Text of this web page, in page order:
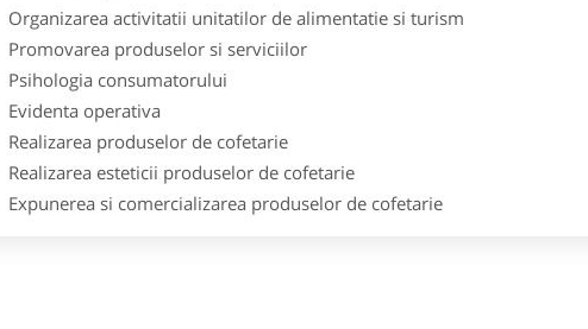
Organizarea activitatii unitatilor de alimentatie si turism
Promovarea produselor si serviciilor
Psihologia consumatorului
Evidenta operativa
Realizarea produselor de cofetarie
Realizarea esteticii produselor de cofetarie
Expunerea si comercializarea produselor de cofetarie